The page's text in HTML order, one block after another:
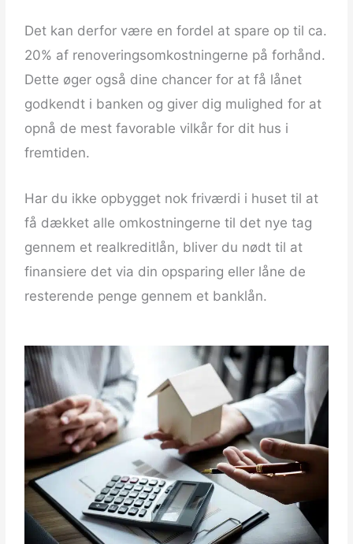
Det kan derfor være en fordel at spare op til ca.
20% af renoveringsomkostningerne på forhånd.
Dette øger også dine chancer for at få lånet
godkendt i banken og giver dig mulighed for at
opnå de mest favorable vilkår for dit hus i
fremtiden.
Har du ikke opbygget nok friværdi i huset til at
få dækket alle omkostningerne til det nye tag
gennem et realkreditlån, bliver du nødt til at
finansiere det via din opsparing eller låne de
resterende penge gennem et banklån.